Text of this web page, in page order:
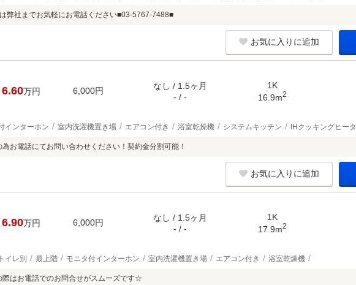
弊社までお気軽にお電話ください■03-5767-7488■
お気に入りに追加
6.60万円 6,000円
なし / 1.5ヶ月
- / -
1K
16.9m2
インターホン 室内洗濯機置き場 エアコン付き 浴室乾燥機 システムキッチン IHクッキングヒータ
為お電話にてお問い合わせください！契約金分割可能！
お気に入りに追加
6.90万円 6,000円
なし / 1.5ヶ月
- / -
1K
17.9m2
イレ別 最上階 モニタ付インターホン 室内洗濯機置き場 エアコン付き 浴室乾燥機
はお電話でのお問合せがスムーズです☆